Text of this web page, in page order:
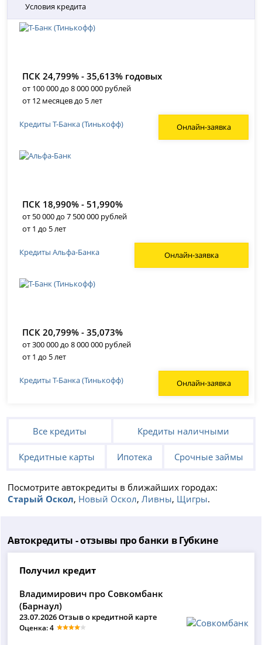
Условия кредита
ПСК 24,799% - 35,613% годовых
от 100 000 до 8 000 000 рублей
от 12 месяцев до 5 лет
Онлайн-заявка
Кредиты Т-Банка (Тинькофф)
ПСК 18,990% - 51,990%
от 50 000 до 7 500 000 рублей
от 1 до 5 лет
Онлайн-заявка
Кредиты Альфа-Банка
ПСК 20,799% - 35,073%
от 300 000 до 8 000 000 рублей
от 1 до 5 лет
Онлайн-заявка
Кредиты Т-Банка (Тинькофф)
Все кредиты Кредиты наличными
Кредитные карты Ипотека Срочные займы
Посмотрите автокредиты в ближайших городах:
Старый Оскол, Новый Оскол,Ливны, Щигры.
Автокредиты - отзывы про банки в Губкине
Получил кредит
Владимирович про Совкомбанк
(Барнаул)
23.07.2026 Отзыв о кредитной карте
Оценка: 4